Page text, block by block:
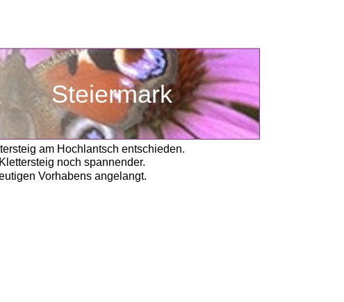
am Hochlantsch entschieden.
noch spannender.
Vorhabens angelangt.